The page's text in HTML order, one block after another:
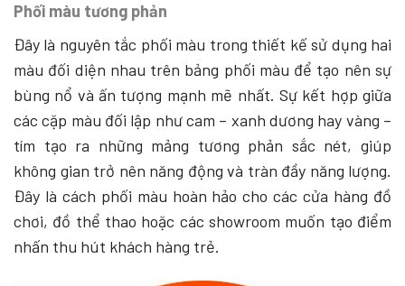
Phối màu tương phản
Đây là nguyên tắc phối màu trong thiết kế sử dụng hai
màu đối diện nhau trên bảng phối màu để tạo nên sự
bùng nổ và ấn tượng mạnh mẽ nhất. Sự kết hợp giữa
các cặp màu đối lập như cam – xanh dương hay vàng –
tím tạo ra những mảng tương phản sắc nét, giúp
không gian trở nên năng động và tràn đầy năng lượng.
Đây là cách phối màu hoàn hảo cho các cửa hàng đồ
chơi, đồ thể thao hoặc các showroom muốn tạo điểm
nhấn thu hút khách hàng trẻ.